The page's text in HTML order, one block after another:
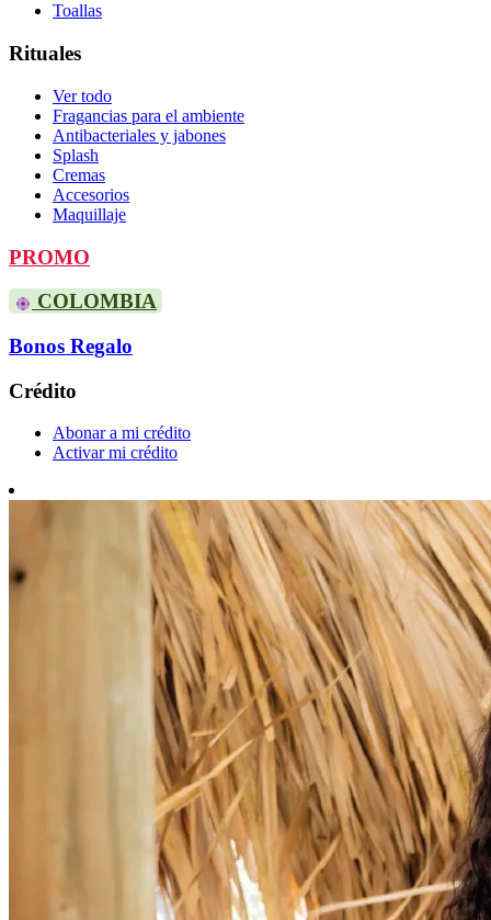
Toallas
Rituales
Ver todo
Fragancias para el ambiente
Antibacteriales y jabones
Splash
Cremas
Accesorios
Maquillaje
PROMO
COLOMBIA
Bonos Regalo
Crédito
Abonar a mi crédito
Activar mi crédito